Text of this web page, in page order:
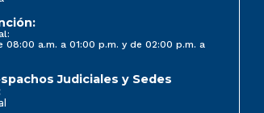
08:00 a.m. a 01:00 p.m. y de 02:00 p.m. a
Judiciales y Sedes